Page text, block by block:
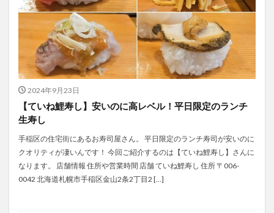
2024年9月23日
【ていね鯉寿し】安いのに高レベル！平日限定のランチ
生寿し
手稲区の住宅街にあるお寿司屋さん。 平日限定のランチ寿司が安いのに
クオリティが凄いんです！ 今回ご紹介するのは【ていね鯉寿し】さんに
なります。 店舗情報 住所や営業時間 店舗 ていね鯉寿し 住所 〒006-
0042 北海道札幌市手稲区金山2条2丁目2 […]